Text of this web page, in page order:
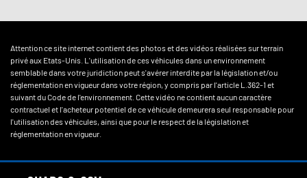
Attention ce site internet contient des photos et des vidéos réalisées sur terrain
privé aux Etats-Unis. L'utilisation de ces véhicules dans un environnement
semblable dans votre juridiction peut s'avérer interdite par la législation et/ou
réglementation en vigueur dans votre région, y compris par l'article L.362-1 et
suivant du Code de l'environnement. Cette vidéo ne contient aucun caractère
contractuel et l'acheteur potentiel de ce véhicule demeurera seul responsable pour
l'utilisation des véhicules, ainsi que pour le respect de la législation et
réglementation en vigueur.